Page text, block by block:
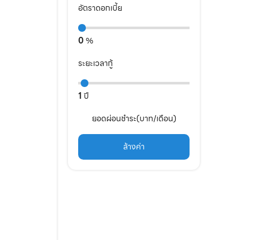
อัตราดอกเบี้ย
0 %
ระยะเวลากู้
1 ปี
ยอดผ่อนชำระ(บาท/เดือน)
ล้างค่า